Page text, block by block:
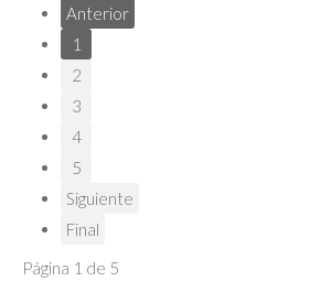
Anterior
1
2
3
4
5
Siguiente
Final
Página 1 de 5